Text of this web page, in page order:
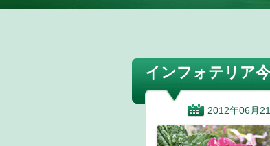
インフォテリア
2012年06月